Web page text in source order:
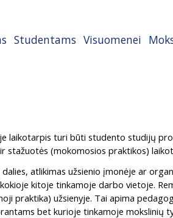
Studentams Visuomenei
laikotarpis turi būti studento studijų
stažuotės (mokomosios praktikos)
atlikimas užsienio įmonėje ar
kitoje tinkamoje darbo vietoje.
praktika) užsienyje. Tai apima
bet kurioje tinkamoje mokslinių